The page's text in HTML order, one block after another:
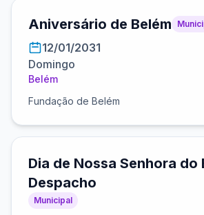
Aniversário de Belém
12/01/2031
Domingo
Belém
Fundação de Belém
Dia de Nossa Senhora do
Despacho
Municipal